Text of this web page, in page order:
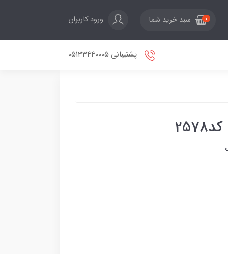
0 سبد خرید شما ورود کاربران
پشتیبانی 05133440005